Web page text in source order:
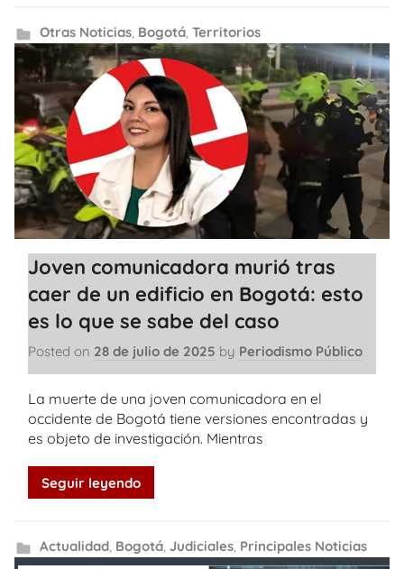
Otras Noticias, Bogotá, Territorios
Joven comunicadora murió tras
caer de un edificio en Bogotá: esto
es lo que se sabe del caso
Posted on 28 de julio de 2025 by Periodismo Público
La muerte de una joven comunicadora en el
occidente de Bogotá tiene versiones encontradas y
es objeto de investigación. Mientras
Seguir leyendo
Actualidad, Bogotá, Judiciales, Principales Noticias